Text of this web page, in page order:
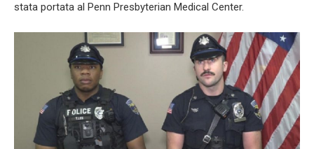
stata portata al Penn Presbyterian Medical Center.